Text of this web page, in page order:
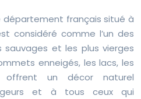
département français situé à
considéré comme l’un des
et les plus vierges
enneigés, les lacs, les
un décor naturel
et à tous ceux qui